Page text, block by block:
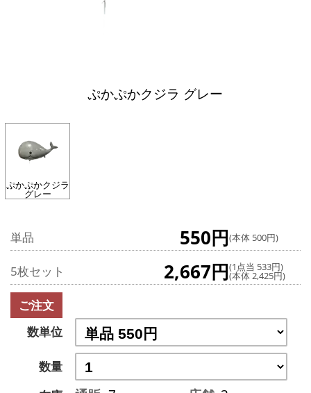
ぷかぷかクジラ グレー
ぷかぷかクジラ
グレー
単品 550円(本体 500円)
5枚セット 2,667円(1点当 533円)
(本体 2,425円)
ご注文
数単位
数量